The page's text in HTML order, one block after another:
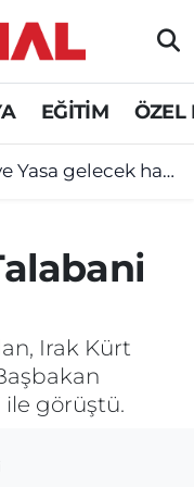
EĞİTİM ÖZEL
üzerinde oyla kabul edilebilir
Irak Kürt
ile görüştü.
Fikstür